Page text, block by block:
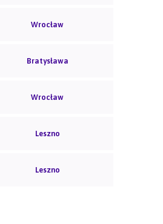
Wrocław
Bratysława
Wrocław
Leszno
Leszno